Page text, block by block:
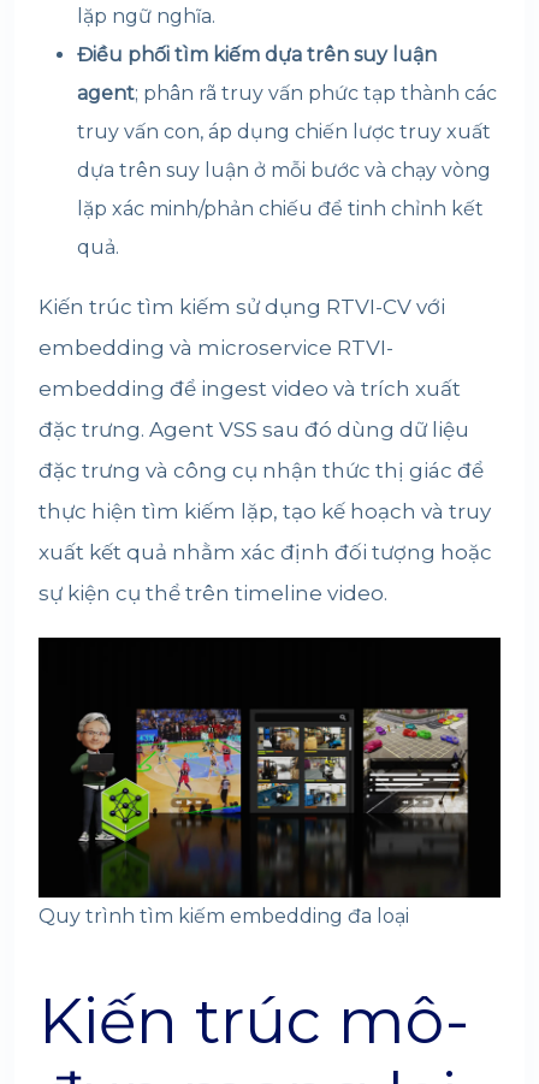
lặp ngữ nghĩa.
Điều phối tìm kiếm dựa trên suy luận
agent; phân rã truy vấn phức tạp thành các
truy vấn con, áp dụng chiến lược truy xuất
dựa trên suy luận ở mỗi bước và chạy vòng
lặp xác minh/phản chiếu để tinh chỉnh kết
quả.
Kiến trúc tìm kiếm sử dụng RTVI-CV với
embedding và microservice RTVI-
embedding để ingest video và trích xuất
đặc trưng. Agent VSS sau đó dùng dữ liệu
đặc trưng và công cụ nhận thức thị giác để
thực hiện tìm kiếm lặp, tạo kế hoạch và truy
xuất kết quả nhằm xác định đối tượng hoặc
sự kiện cụ thể trên timeline video.
Quy trình tìm kiếm embedding đa loại
Kiến trúc mô-